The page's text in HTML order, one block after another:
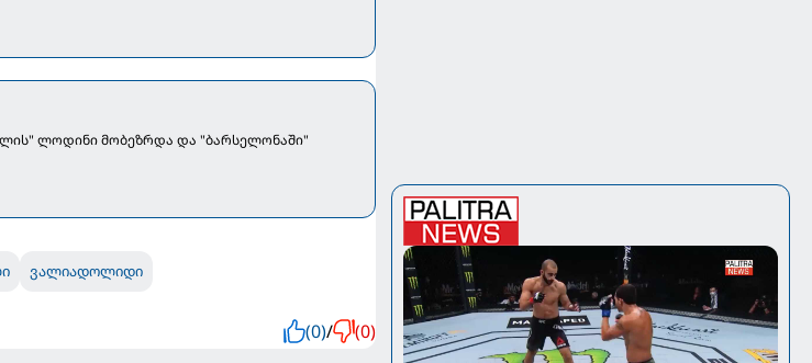
ლოდინი მობეზრდა და "ბარსელონაში"
ვალიადოლიდი
(0)/ (0)